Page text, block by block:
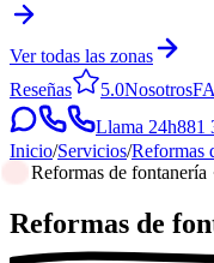
Ver todas las zonas
Reseñas
5.0Nosotros
Llama 24h881
Inicio/Servicios/Reformas
Reformas de fontanería
Reformas de